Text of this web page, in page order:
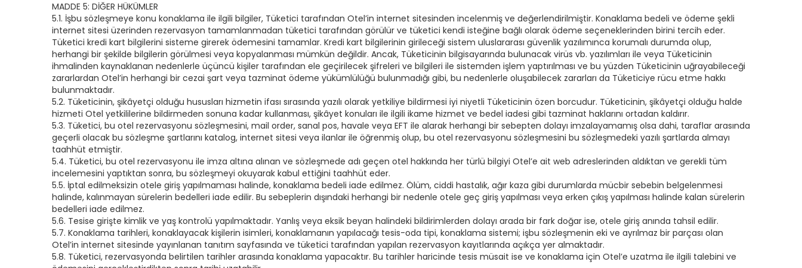
MADDE 5: DİĞER HÜKÜMLER
5.1. İşbu sözleşmeye konu konaklama ile ilgili bilgiler, Tüketici tarafından Otel’in internet sitesinden incelenmiş ve değerlendirilmiştir. Konaklama bedeli ve ödeme şekli
internet sitesi üzerinden rezervasyon tamamlanmadan tüketici tarafından görülür ve tüketici kendi isteğine bağlı olarak ödeme seçeneklerinden birini tercih eder.
Tüketici kredi kart bilgilerini sisteme girerek ödemesini tamamlar. Kredi kart bilgilerinin girileceği sistem uluslararası güvenlik yazılımınca korumalı durumda olup,
herhangi bir şekilde bilgilerin görülmesi veya kopyalanması mümkün değildir. Ancak, Tüketicinin bilgisayarında bulunacak virüs vb. yazılımları ile veya Tüketicinin
ihmalinden kaynaklanan nedenlerle üçüncü kişiler tarafından ele geçirilecek şifreleri ve bilgileri ile sistemden işlem yaptırılması ve bu yüzden Tüketicinin uğrayabileceği
zararlardan Otel’in herhangi bir cezai şart veya tazminat ödeme yükümlülüğü bulunmadığı gibi, bu nedenlerle oluşabilecek zararları da Tüketiciye rücu etme hakkı
bulunmaktadır.
5.2. Tüketicinin, şikâyetçi olduğu hususları hizmetin ifası sırasında yazılı olarak yetkiliye bildirmesi iyi niyetli Tüketicinin özen borcudur. Tüketicinin, şikâyetçi olduğu halde
hizmeti Otel yetkililerine bildirmeden sonuna kadar kullanması, şikâyet konuları ile ilgili ikame hizmet ve bedel iadesi gibi tazminat haklarını ortadan kaldırır.
5.3. Tüketici, bu otel rezervasyonu sözleşmesini, mail order, sanal pos, havale veya EFT ile alarak herhangi bir sebepten dolayı imzalayamamış olsa dahi, taraflar arasında
geçerli olacak bu sözleşme şartlarını katalog, internet sitesi veya ilanlar ile öğrenmiş olup, bu otel rezervasyonu sözleşmesini bu sözleşmedeki yazılı şartlarda almayı
taahhüt etmiştir.
5.4. Tüketici, bu otel rezervasyonu ile imza altına alınan ve sözleşmede adı geçen otel hakkında her türlü bilgiyi Otel’e ait web adreslerinden aldıktan ve gerekli tüm
incelemesini yaptıktan sonra, bu sözleşmeyi okuyarak kabul ettiğini taahhüt eder.
5.5. İptal edilmeksizin otele giriş yapılmaması halinde, konaklama bedeli iade edilmez. Ölüm, ciddi hastalık, ağır kaza gibi durumlarda mücbir sebebin belgelenmesi
halinde, kalınmayan sürelerin bedelleri iade edilir. Bu sebeplerin dışındaki herhangi bir nedenle otele geç giriş yapılması veya erken çıkış yapılması halinde kalan sürelerin
bedelleri iade edilmez.
5.6. Tesise girişte kimlik ve yaş kontrolü yapılmaktadır. Yanlış veya eksik beyan halindeki bildirimlerden dolayı arada bir fark doğar ise, otele giriş anında tahsil edilir.
5.7. Konaklama tarihleri, konaklayacak kişilerin isimleri, konaklamanın yapılacağı tesis-oda tipi, konaklama sistemi; işbu sözleşmenin eki ve ayrılmaz bir parçası olan
Otel’in internet sitesinde yayınlanan tanıtım sayfasında ve tüketici tarafından yapılan rezervasyon kayıtlarında açıkça yer almaktadır.
5.8. Tüketici, rezervasyonda belirtilen tarihler arasında konaklama yapacaktır. Bu tarihler haricinde tesis müsait ise ve konaklama için Otel’e uzatma ile ilgili talebini ve